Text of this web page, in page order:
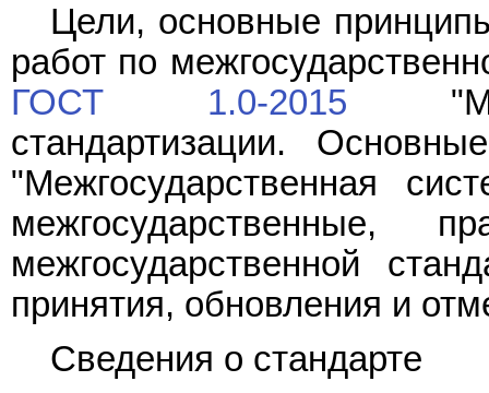
Цели, основные
работ по
ГОСТ 1.0-2015
стандартизации.
"Межгосударственная
межгосударственные,
межгосударственной
принятия, обновления и
Сведения о стандарте